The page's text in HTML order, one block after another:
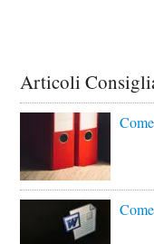
Articoli